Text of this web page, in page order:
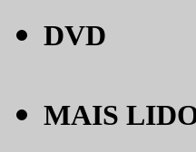
DVD
MAIS